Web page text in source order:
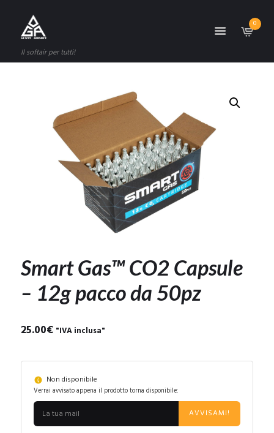
Il softair per tutti!
0
Smart Gas™ CO2 Capsule
– 12g pacco da 50pz
25.00€ "IVA inclusa"
Non disponibile
Verrai avvisato appena il prodotto torna disponibile:
AVVISAMI!